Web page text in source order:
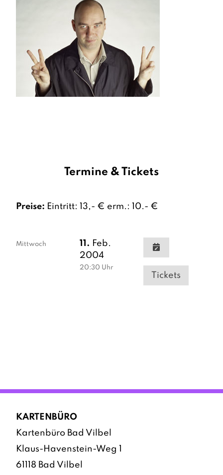
Termine & Tickets
Preise: Eintritt: 13,- € erm.: 10.- €
Mittwoch 11. Feb.
2004
20:30 Uhr
Tickets
KARTENBÜRO
Kartenbüro Bad Vilbel
Klaus-Havenstein-Weg 1
61118 Bad Vilbel